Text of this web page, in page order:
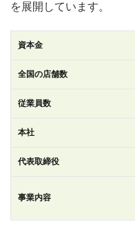
を展開しています。
資本金
全国の店舗数
従業員数
本社
代表取締役
事業内容